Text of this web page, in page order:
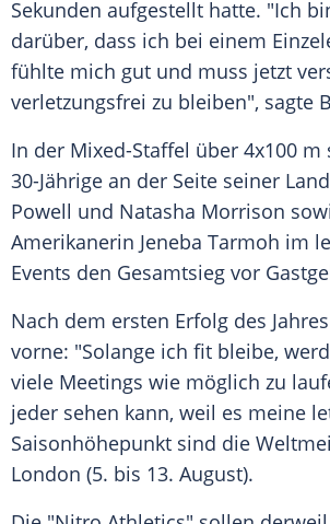
Sekunden aufgestellt hatte. "Ich
darüber, dass ich bei einem
fühlte mich gut und muss jetzt
verletzungsfrei zu bleiben", sagte
In der Mixed-Staffel über 4x100
30-Jährige an der Seite seiner
Powell und Natasha Morrison
Amerikanerin Jeneba Tarmoh im
Events den Gesamtsieg vor
Nach dem ersten Erfolg des
vorne: "Solange ich fit bleibe,
viele Meetings wie möglich zu
jeder sehen kann, weil es meine
Saisonhöhepunkt sind die
London (5. bis 13. August).